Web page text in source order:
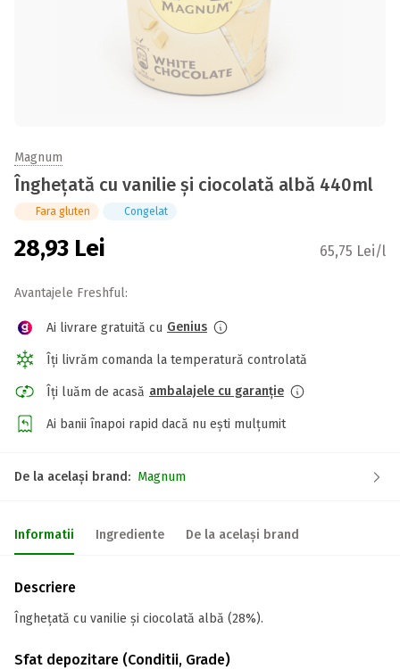
Magnum
Înghețată cu vanilie și ciocolată albă 440ml
Fara gluten Congelat
28,93 Lei 65,75 Lei/l
Avantajele Freshful:
Ai livrare gratuită cu Genius
Îți livrăm comanda la temperatură controlată
Îți luăm de acasă ambalajele cu garanție
Ai banii înapoi rapid dacă nu ești mulțumit
De la același brand: Magnum
Informatii Ingrediente De la același brand
Descriere
Îngheţată cu vanilie şi ciocolată albă (28%).
Sfat depozitare (Conditii, Grade)